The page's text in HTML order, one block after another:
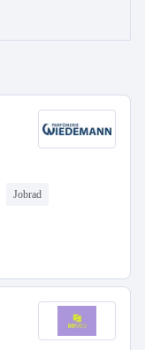
Jobrad